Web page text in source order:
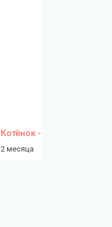
Котёнок - девочка
2 месяца